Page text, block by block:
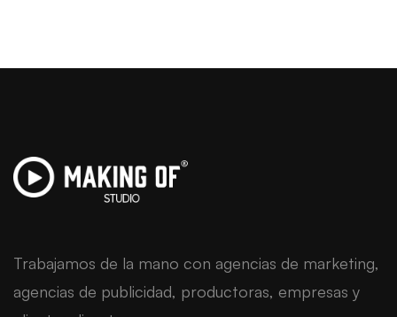
Trabajamos de la mano con agencias de marketing,
agencias de publicidad, productoras, empresas y